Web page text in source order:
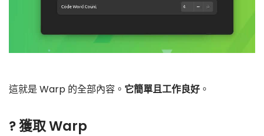
這就是 Warp 的全部內容。 它簡單且工作良好 。
? 獲取 Warp